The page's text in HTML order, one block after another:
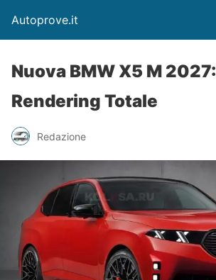
Autoprove.it
Nuova BMW X5 M 2027:
Rendering Totale
Redazione